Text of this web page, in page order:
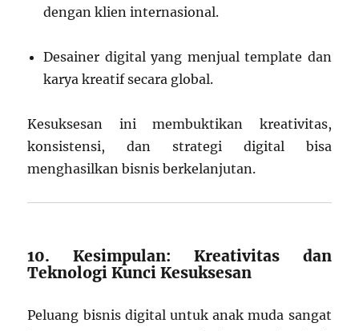
dengan klien internasional.
Desainer digital yang menjual template dan
karya kreatif secara global.
Kesuksesan ini membuktikan kreativitas,
konsistensi, dan strategi digital bisa
menghasilkan bisnis berkelanjutan.
10. Kesimpulan: Kreativitas dan
Teknologi Kunci Kesuksesan
Peluang bisnis digital untuk anak muda sangat